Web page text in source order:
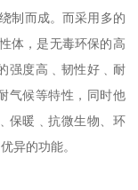
制而成。而采用多的
体，是无毒环保的高
强度高﹑韧性好﹑耐
气候等特性，同时他
保暖﹑抗微生物、环
异的功能。